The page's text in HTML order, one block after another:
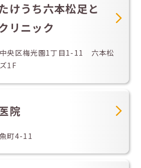
けうち六本松足と
リニック
央区梅光園1丁目1-11 六本松
1F
院
町4-11